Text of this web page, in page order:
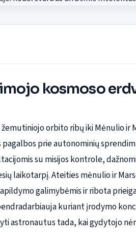
kosmoso
žemutiniojo orbito ribų iki Mėnulio
prie autonominių
su misijos kontrole,
laikotarpį. Ateities mėnulio ir
galimybėmis ir ribota
kuriant įrodymo
astronautus tada, kai gydytojo